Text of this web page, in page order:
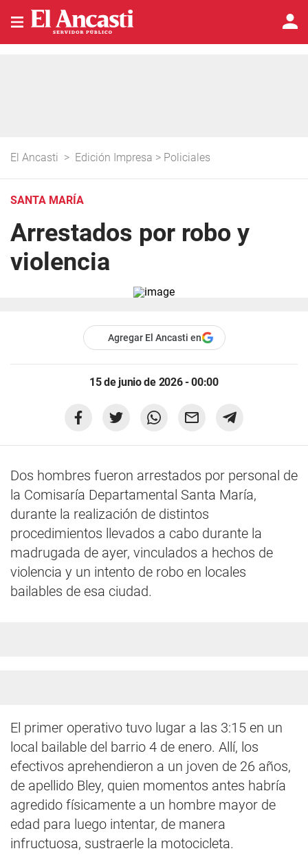
El Ancasti > Edición Impresa > Policiales
SANTA MARÍA
Arrestados por robo y
violencia
Agregar El Ancasti en
15 de junio de 2026 - 00:00
Dos hombres fueron arrestados por personal de
la Comisaría Departamental Santa María,
durante la realización de distintos
procedimientos llevados a cabo durante la
madrugada de ayer, vinculados a hechos de
violencia y un intento de robo en locales
bailables de esa ciudad.
El primer operativo tuvo lugar a las 3:15 en un
local bailable del barrio 4 de enero. Allí, los
efectivos aprehendieron a un joven de 26 años,
de apellido Bley, quien momentos antes habría
agredido físicamente a un hombre mayor de
edad para luego intentar, de manera
infructuosa, sustraerle la motocicleta.